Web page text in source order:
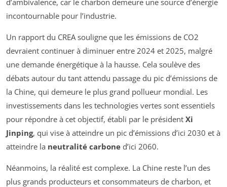
incontournable pour l’industrie.
Un rapport du CREA souligne que les émissions de CO2
devraient continuer à diminuer entre 2024 et 2025, malgré
une demande énergétique à la hausse. Cela soulève des
débats autour du tant attendu passage du pic d’émissions de
la Chine, qui demeure le plus grand pollueur mondial. Les
investissements dans les technologies vertes sont essentiels
pour répondre à cet objectif, établi par le président Xi
Jinping, qui vise à atteindre un pic d’émissions d’ici 2030 et à
atteindre la neutralité carbone d’ici 2060.
Néanmoins, la réalité est complexe. La Chine reste l’un des
plus grands producteurs et consommateurs de charbon, et